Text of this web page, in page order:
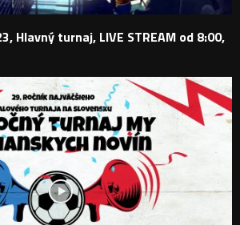
Hlavný turnaj, LIVE STREAM od 8:00,